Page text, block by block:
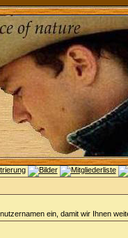
ein, damit wir Ihnen